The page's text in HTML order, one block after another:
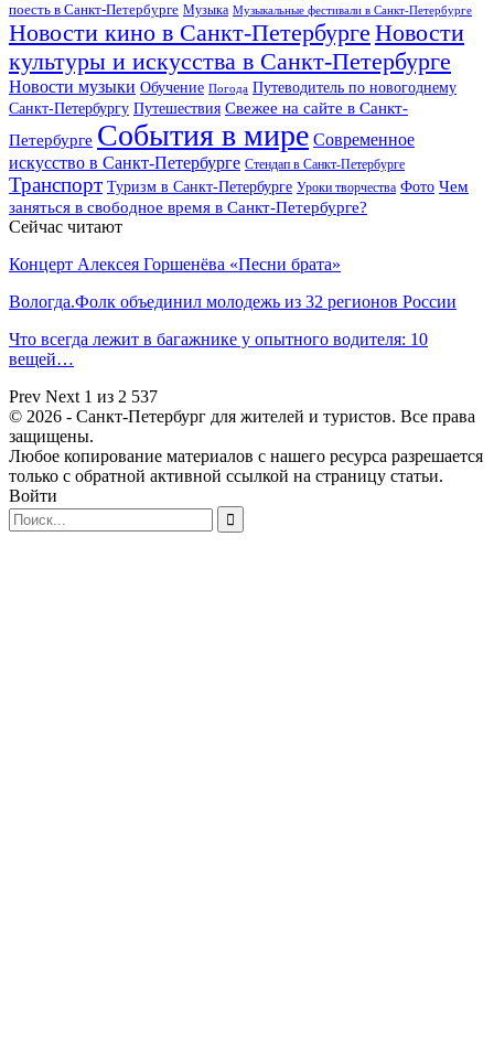
поесть в Санкт-Петербурге Музыка Музыкальные фестивали в Санкт-Петербурге
Новости кино в Санкт-Петербурге Новости
культуры и искусства в Санкт-Петербурге
Новости музыки Обучение Погода Путеводитель по новогоднему
Санкт-Петербургу Путешествия Свежее на сайте в Санкт-
Петербурге События в мире Современное
искусство в Санкт-Петербурге Стендап в Санкт-Петербурге
Транспорт Туризм в Санкт-Петербурге Уроки творчества Фото Чем
заняться в свободное время в Санкт-Петербурге?
Сейчас читают
Концерт Алексея Горшенёва «Песни брата»
Вологда.Фолк объединил молодежь из 32 регионов России
Что всегда лежит в багажнике у опытного водителя: 10
вещей…
Prev Next 1 из 2 537
© 2026 - Санкт-Петербург для жителей и туристов. Все права
защищены.
Любое копирование материалов с нашего ресурса разрешается
только с обратной активной ссылкой на страницу статьи.
Войти